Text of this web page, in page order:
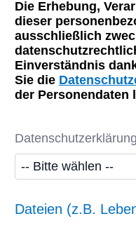
Die Erhebung,
dieser
ausschließlich
Einverständnis
Sie die
der Personendaten
Dateien (z.B.